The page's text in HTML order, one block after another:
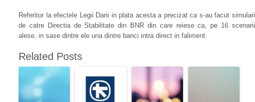
Referitor la efectele Legii Darii in plata acesta a precizat ca s-au facut simulari
de catre Directia de Stabilitate din BNR din care reiese ca, pe 16 scenarii
alese, in sase dintre ele una dintre banci intra direct in faliment.
Related Posts